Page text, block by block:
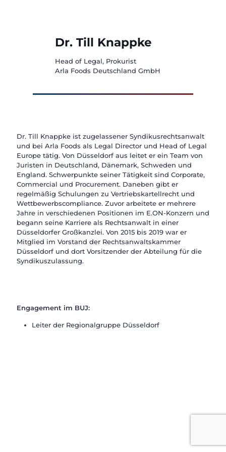
Dr. Till Knappke
Head of Legal, Prokurist
Arla Foods Deutschland GmbH
Dr. Till Knappke ist zugelassener Syndikusrechtsanwalt
und bei Arla Foods als Legal Director und Head of Legal
Europe tätig. Von Düsseldorf aus leitet er ein Team von
Juristen in Deutschland, Dänemark, Schweden und
England. Schwerpunkte seiner Tätigkeit sind Corporate,
Commercial und Procurement. Daneben gibt er
regelmäßig Schulungen zu Vertriebskartellrecht und
Wettbewerbscompliance. Zuvor arbeitete er mehrere
Jahre in verschiedenen Positionen im E.ON-Konzern und
begann seine Karriere als Rechtsanwalt in einer
Düsseldorfer Großkanzlei. Von 2015 bis 2019 war er
Mitglied im Vorstand der Rechtsanwaltskammer
Düsseldorf und dort Vorsitzender der Abteilung für die
Syndikuszulassung.
Engagement im BUJ:
Leiter der Regionalgruppe Düsseldorf